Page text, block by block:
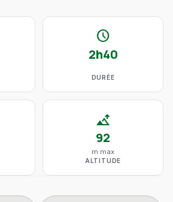
schedule
2h40
DURÉE
altitude
92
m max
ALTITUDE